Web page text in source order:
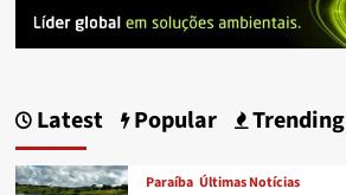
Latest Popular Trending
Paraíba Últimas Notícias